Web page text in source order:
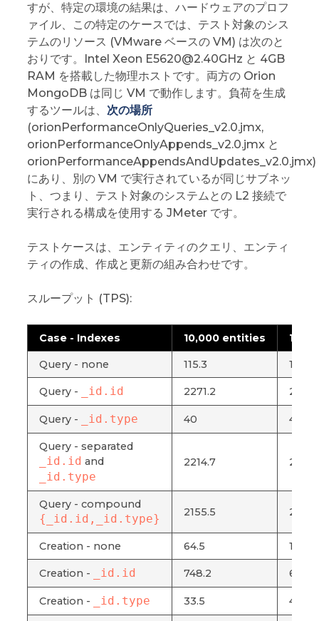
すが、特定の環境の結果は、ハードウェアのプロフ
ァイル、この特定のケースでは、テスト対象のシス
テムのリソース (VMware ベースの VM) は次のと
おりです。Intel Xeon E5620@2.40GHz と 4GB
RAM を搭載した物理ホストです。両方の Orion
MongoDB は同じ VM で動作します。負荷を生成
するツールは、 次の場所
(orionPerformanceOnlyQueries_v2.0.jmx,
orionPerformanceOnlyAppends_v2.0.jmx と
orionPerformanceAppendsAndUpdates_v2.0.jmx)
にあり、別の VM で実行されているが同じサブネッ
ト、つまり、テスト対象のシステムとの L2 接続で
実行される構成を使用する JMeter です。
テストケースは、エンティティのクエリ、エンティ
ティの作成、作成と更新の組み合わせです。
スループット (TPS):
Case - Indexes 10,000 entities
Query - none 115.3 12.2
Query - _id.id 2271.2
Query - _id.type 40 4.6
Query - separated
_id.id and
_id.type
2214.7
Query - compound
{_id.id,_id.type} 2155.5
Creation - none 64.5 17.8
Creation - _id.id 748.2 672.9
Creation - _id.type 33.5 4.9